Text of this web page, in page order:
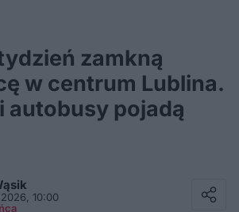
zamkną
w centrum Lublina.
autobusy pojadą
10:00